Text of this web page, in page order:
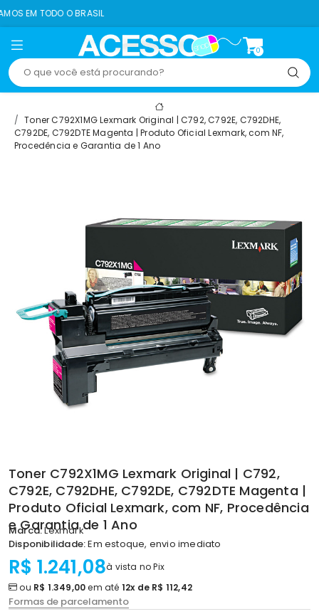
O BRASIL
0
Toner C792X1MG Lexmark Original | C792, C792E, C792DHE,
C792DE, C792DTE Magenta | Produto Oficial Lexmark, com NF,
Procedência e Garantia de 1 Ano
Toner C792X1MG Lexmark Original | C792,
C792E, C792DHE, C792DE, C792DTE Magenta |
Produto Oficial Lexmark, com NF, Procedência
e Garantia de 1 Ano
Marca:Lexmark
Disponibilidade:Em estoque, envio imediato
R$ 1.241,08à vista no Pix
ou R$ 1.349,00em até 12x de R$ 112,42
Formas de parcelamento